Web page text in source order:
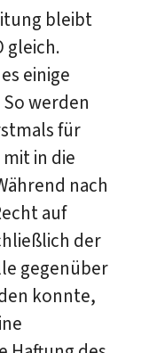
bleibt
gleich.
einige
werden
für
in die
nach
auf
der
gegenüber
konnte,